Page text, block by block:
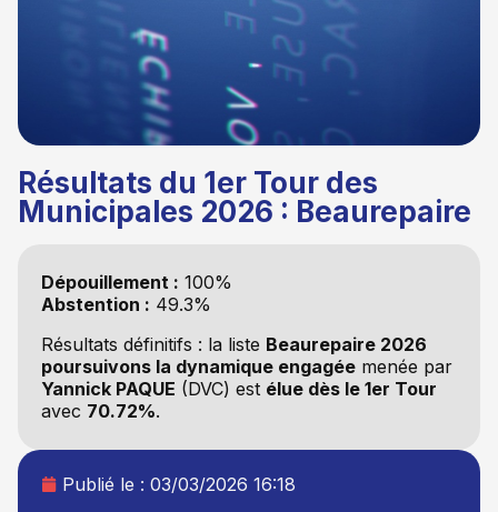
Résultats du 1er Tour des
Municipales 2026 : Beaurepaire
Dépouillement : 100%
Abstention : 49.3%
Résultats définitifs : la liste Beaurepaire 2026
poursuivons la dynamique engagéemenée par
Yannick PAQUE (DVC) est élue dès le 1er Tour
avec 70.72%.
Publié le : 03/03/2026 16:18